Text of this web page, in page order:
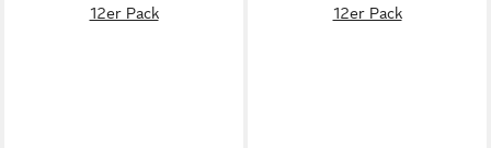
12er Pack
12er Pack